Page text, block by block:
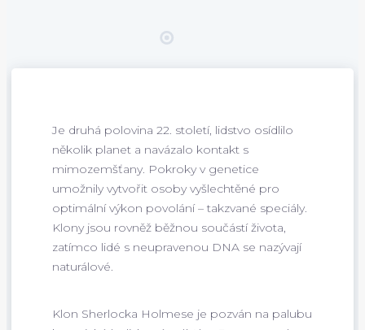
Je druhá polovina 22. století, lidstvo osídlilo
několik planet a navázalo kontakt s
mimozemšťany. Pokroky v genetice
umožnily vytvořit osoby vyšlechtěné pro
optimální výkon povolání – takzvané speciály.
Klony jsou rovněž běžnou součástí života,
zatímco lidé s neupravenou DNA se nazývají
naturálové.
Klon Sherlocka Holmese je pozván na palubu